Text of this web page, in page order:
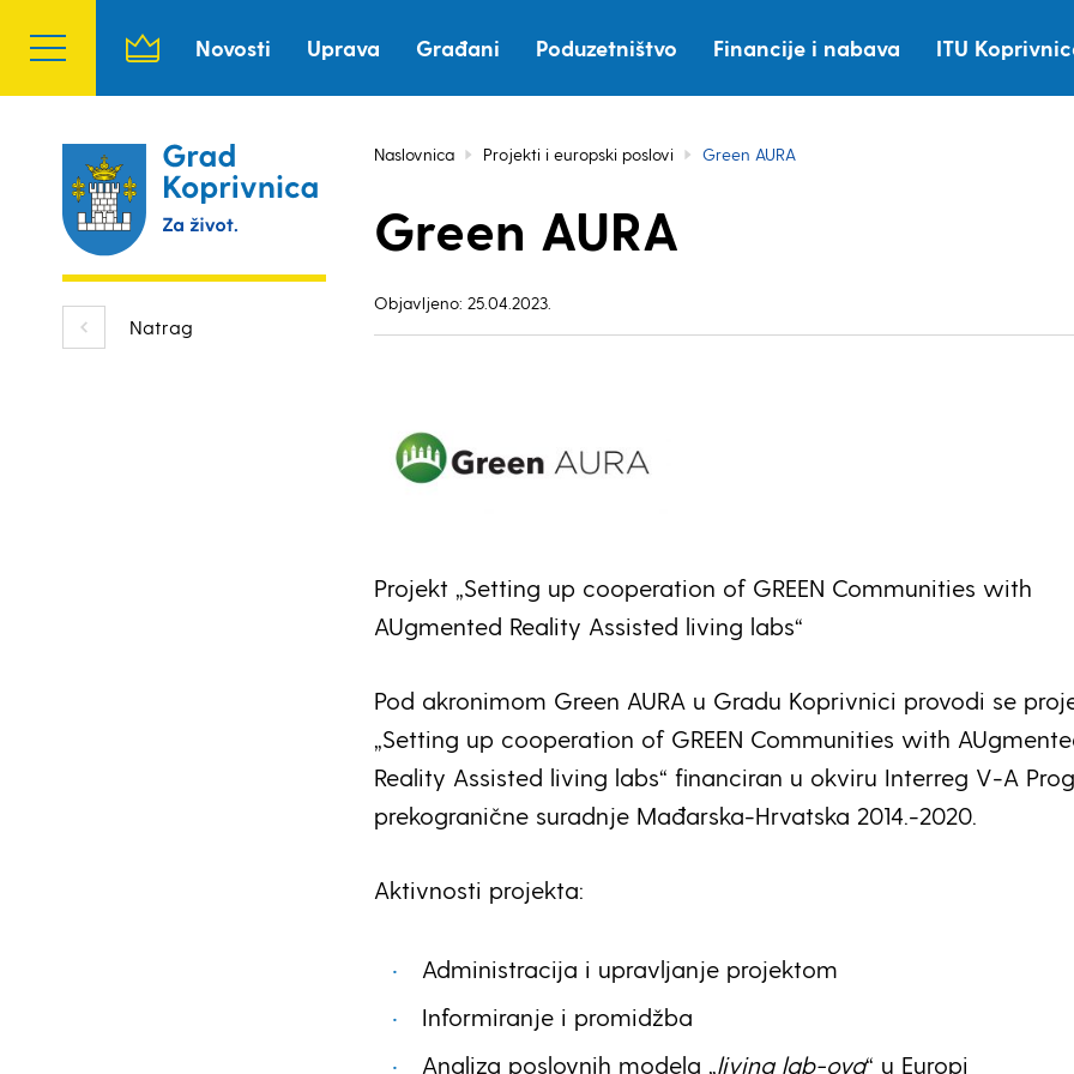
Novosti Uprava Građani Poduzetništvo Financije i nabava ITU
Natrag
Naslovnica Projekti i europski poslovi Green AURA
Green AURA
Objavljeno: 25.04.2023.
Projekt „Setting up cooperation of GREEN Communities with
AUgmented Reality Assisted living labs“
Pod akronimom Green AURA u Gradu Koprivnici provodi se
„Setting up cooperation of GREEN Communities with
Reality Assisted living labs“ financiran u okviru Interreg V-A
prekogranične suradnje Mađarska-Hrvatska 2014.-2020.
Aktivnosti projekta:
Administracija i upravljanje projektom
Informiranje i promidžba
Analiza poslovnih modela „living lab-ova“ u Europi